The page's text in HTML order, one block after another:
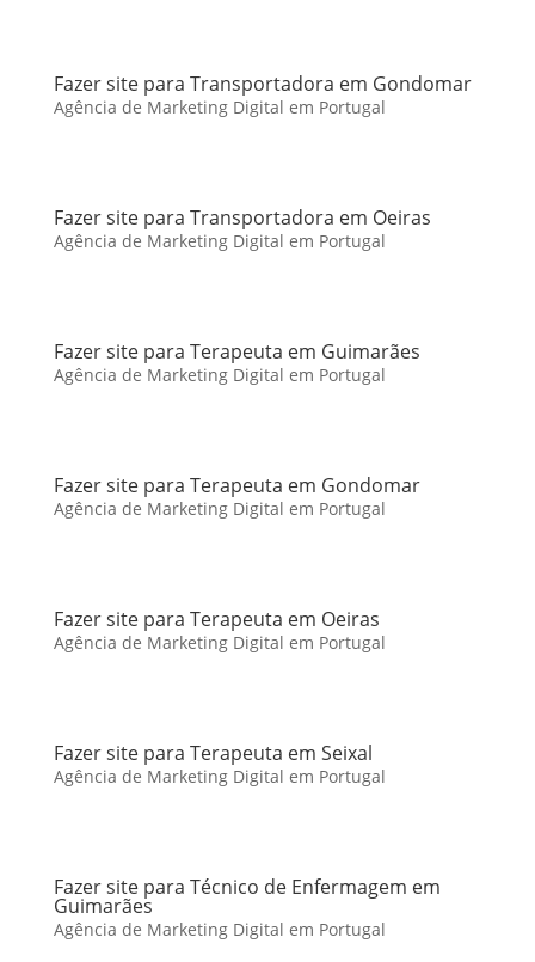
Fazer site para Transportadora em Gondomar
Agência de Marketing Digital em Portugal
Fazer site para Transportadora em Oeiras
Agência de Marketing Digital em Portugal
Fazer site para Terapeuta em Guimarães
Agência de Marketing Digital em Portugal
Fazer site para Terapeuta em Gondomar
Agência de Marketing Digital em Portugal
Fazer site para Terapeuta em Oeiras
Agência de Marketing Digital em Portugal
Fazer site para Terapeuta em Seixal
Agência de Marketing Digital em Portugal
Fazer site para Técnico de Enfermagem em
Guimarães
Agência de Marketing Digital em Portugal